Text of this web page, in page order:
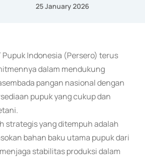
25 January 2026
Pupuk Indonesia (Persero) terus
dalam mendukung
pangan nasional dengan
pupuk yang cukup dan
strategis yang ditempuh adalah
bahan baku utama pupuk dari
stabilitas produksi dalam